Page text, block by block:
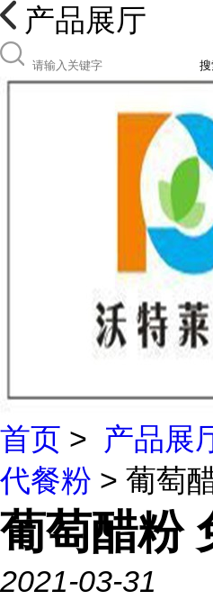
产品展厅
首页 > 产品展
代餐粉 > 葡萄
葡萄醋粉
2021-03-31